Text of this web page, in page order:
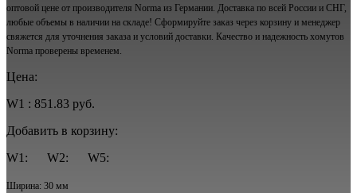
оптовой цене от производителя Norma из Германии. Доставка по всей России и СНГ,
любые объемы в наличии на складе! Сформируйте заказ через корзину и менеджер
свяжется для уточнения заказа и условий доставки. Качество и надежность хомутов
Norma проверены временем.
Цена:
W1 : 851.83 руб.
Добавить в корзину:
W1:
W2: W5:
Ширина: 30 мм